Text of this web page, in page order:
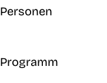
Personen
Programm